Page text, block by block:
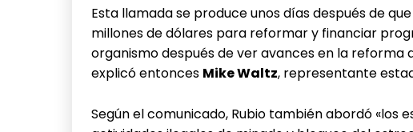
Esta llamada se produce unos días después de que
millones de dólares para reformar y financiar
organismo después de ver avances en la reforma
explicó entonces Mike Waltz, representante
Según el comunicado, Rubio también abordó «los